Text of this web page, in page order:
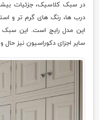
در سبک کلاسیک، جزئیات
درب ها، رنگ های گرم تر و
این مدل رایج است. این سبک
سایر اجزای دکوراسیون نیز حال